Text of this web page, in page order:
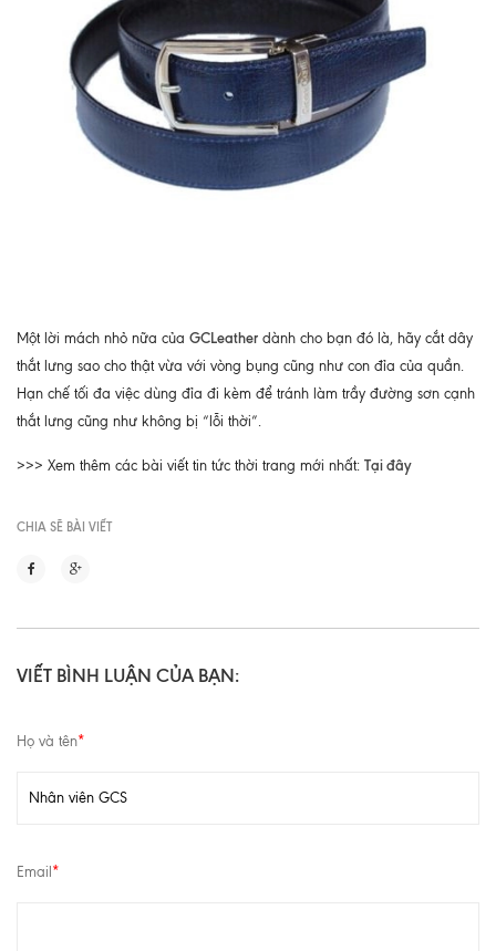
Một lời mách nhỏ nữa của GCLeather dành cho bạn đó là, hãy cắt dây
thắt lưng sao cho thật vừa với vòng bụng cũng như con đỉa của quần.
Hạn chế tối đa việc dùng đỉa đi kèm để tránh làm trầy đường sơn cạnh
thắt lưng cũng như không bị “lỗi thời”.
>>> Xem thêm các bài viết tin tức thời trang mới nhất: Tại đây
CHIA SẼ BÀI VIẾT
VIẾT BÌNH LUẬN CỦA BẠN:
Họ và tên*
Email *